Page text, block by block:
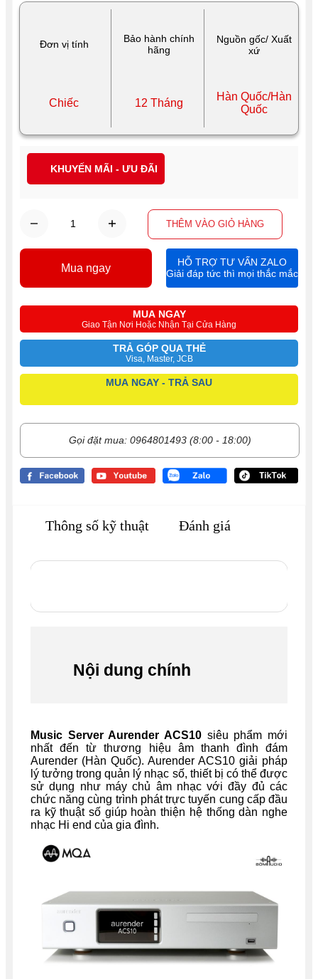
Đơn vị tính
Bảo hành chính
hãng
Nguồn gốc/ Xuất
xứ
Chiếc 12 Tháng
Hàn Quốc/Hàn
Quốc
THÊM VÀO GIỎ HÀNG
MUA NGAY
Giao Tận Nơi Hoặc Nhận Tại Cửa Hàng
TRẢ GÓP QUA THẺ
Visa, Master, JCB
MUA NGAY - TRẢ SAU
Gọi đặt mua: 0964801493 (8:00 - 18:00)
Mua ngay
HỖ TRỢ TƯ VẤN ZALO
Giải đáp tức thì mọi thắc mắc
KHUYẾN MÃI - ƯU ĐÃI
Thông số kỹ thuật Đánh giá
Nội dung chính
Music Server Aurender ACS10 siêu phẩm mới
nhất đến từ thương hiệu âm thanh đình đám
Aurender (Hàn Quốc). Aurender ACS10 giải pháp
lý tưởng trong quản lý nhạc số, thiết bị có thể được
sử dụng như máy chủ âm nhạc với đầy đủ các
chức năng cùng trình phát trực tuyến cung cấp đầu
ra kỹ thuật số giúp hoàn thiện hệ thống dàn nghe
nhạc Hi end của gia đình.